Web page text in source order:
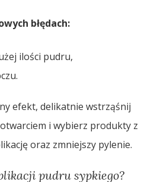
błędach:
ilości pudru,
efekt, delikatnie wstrząśnij
i wybierz produkty z
oraz zmniejszy pylenie.
pudru sypkiego?